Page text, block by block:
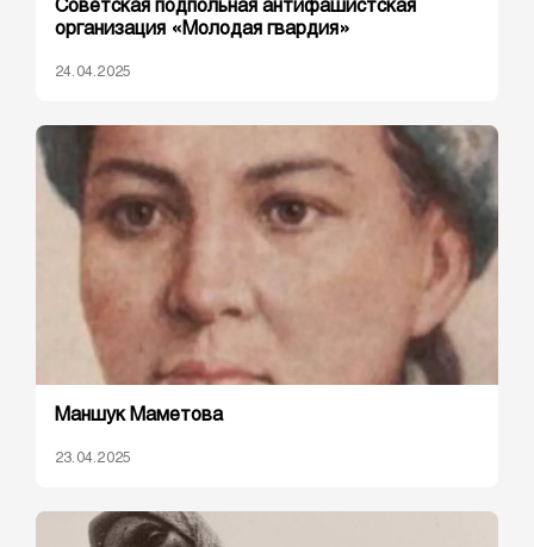
Cоветская подпольная антифашистская
организация «Молодая гвардия»
24.04.2025
Маншук Маметова
23.04.2025